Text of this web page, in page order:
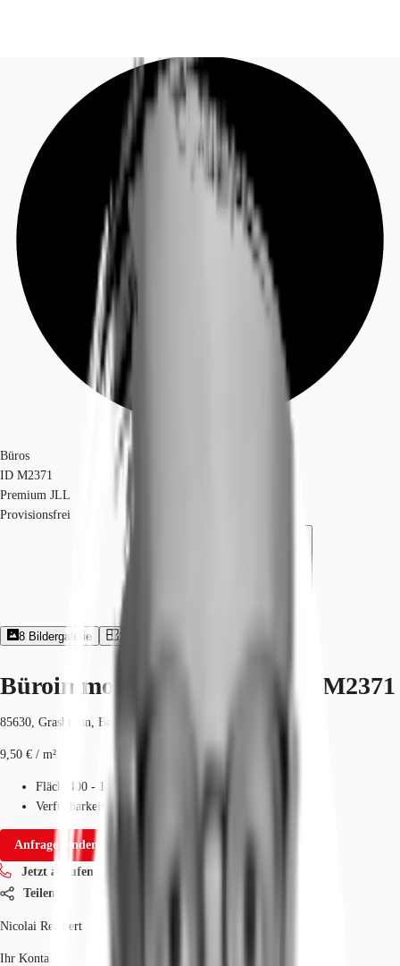
Investieren
Marktinformationen
Mehrwert
Coworking
Ihre Ansprechpartner
Favoriten
Jetzt anrufen Kontaktieren Sie uns
Büros
ID M2371
Premium JLL
Provisionsfrei
8 Bildergalerie 1
Büroimmobilie - Grasbrunn - M2371
85630, Grasbrunn, Bayern
9,50 € / m²
Fläche
400 - 13.531 m²
Verfügbarkeit
Anfrage senden
Jetzt anrufen
Teilen
Nicolai Reichert
Ihr Kontakt